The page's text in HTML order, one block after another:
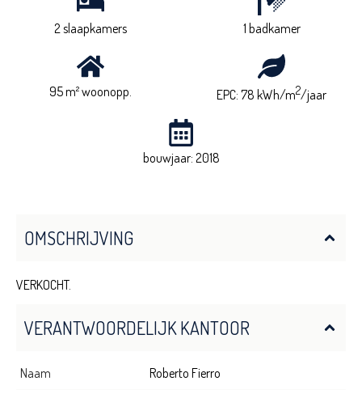
2 slaapkamers 1 badkamer
95 m² woonopp. EPC: 78 kWh/m2/jaar
bouwjaar: 2018
OMSCHRIJVING
VERKOCHT.
VERANTWOORDELIJK KANTOOR
Naam Roberto Fierro